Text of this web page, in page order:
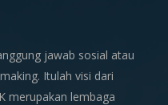
jawab sosial atau
Itulah visi dari
merupakan lembaga